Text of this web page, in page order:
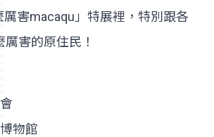
厲害macaqu」特展裡，特別跟各
害的原住民！
物館